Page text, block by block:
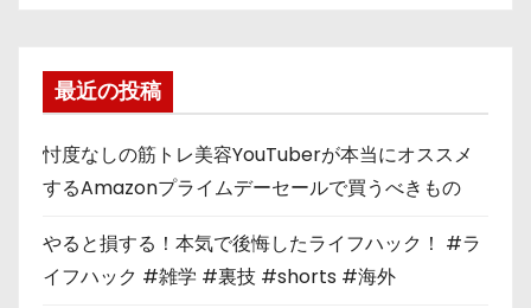
最近の投稿
忖度なしの筋トレ美容YouTuberが本当にオススメ
するAmazonプライムデーセールで買うべきもの
やると損する！本気で後悔したライフハック！ #ラ
イフハック #雑学 #裏技 #shorts #海外